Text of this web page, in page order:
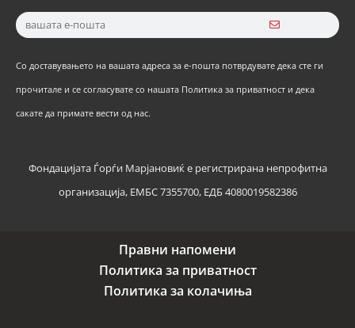
Со доставувањето на вашата адреса за е-пошта потврдувате дека сте ги
прочитале и се согласувате со нашата Политика за приватност и дека
сакате да примате вести од нас.
Фондацијата Ѓорѓи Марјановиќ е регистрирана непрофитна
организација, ЕМБС 7355700, ЕДБ 4080019582386
Правни напомени
Политика за приватност
Политика за колачиња